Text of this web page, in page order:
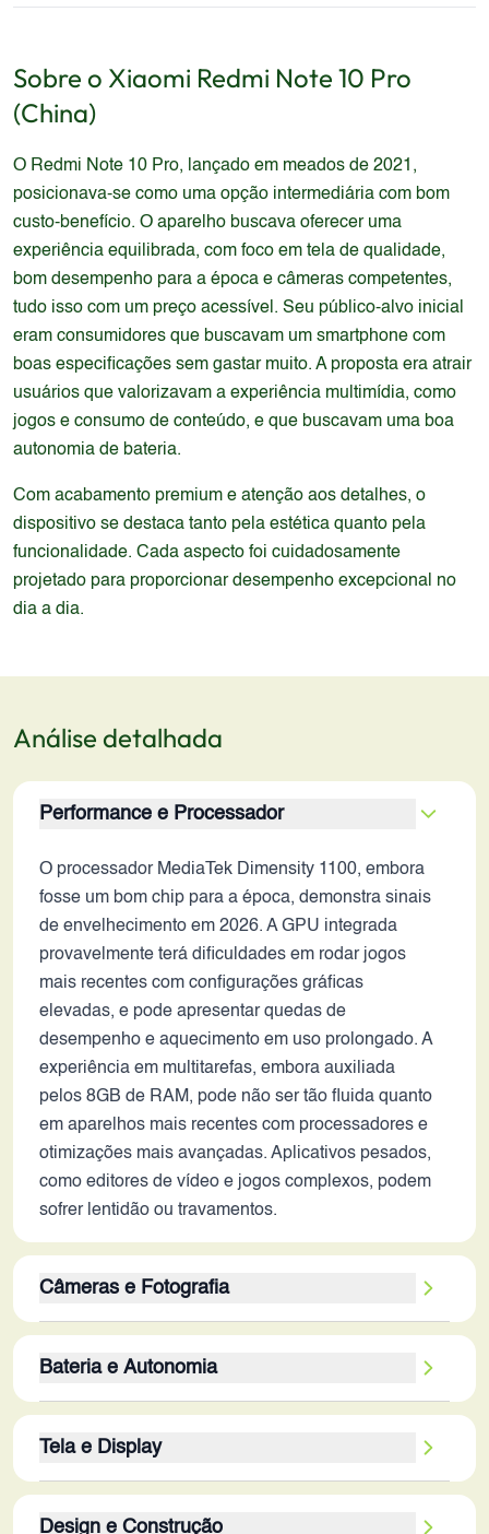
Sobre o Xiaomi Redmi Note 10 Pro
(China)
O Redmi Note 10 Pro, lançado em meados de 2021,
posicionava-se como uma opção intermediária com bom
custo-benefício. O aparelho buscava oferecer uma
experiência equilibrada, com foco em tela de qualidade,
bom desempenho para a época e câmeras competentes,
tudo isso com um preço acessível. Seu público-alvo inicial
eram consumidores que buscavam um smartphone com
boas especificações sem gastar muito. A proposta era atrair
usuários que valorizavam a experiência multimídia, como
jogos e consumo de conteúdo, e que buscavam uma boa
autonomia de bateria.
Com acabamento premium e atenção aos detalhes, o
dispositivo se destaca tanto pela estética quanto pela
funcionalidade. Cada aspecto foi cuidadosamente
projetado para proporcionar desempenho excepcional no
dia a dia.
Análise detalhada
Performance e Processador
O processador MediaTek Dimensity 1100, embora
fosse um bom chip para a época, demonstra sinais
de envelhecimento em 2026. A GPU integrada
provavelmente terá dificuldades em rodar jogos
mais recentes com configurações gráficas
elevadas, e pode apresentar quedas de
desempenho e aquecimento em uso prolongado. A
experiência em multitarefas, embora auxiliada
pelos 8GB de RAM, pode não ser tão fluida quanto
em aparelhos mais recentes com processadores e
otimizações mais avançadas. Aplicativos pesados,
como editores de vídeo e jogos complexos, podem
sofrer lentidão ou travamentos.
Câmeras e Fotografia
principal de 64MP e câmeras secundárias, pode
entregar fotos razoáveis em boas condições de
(OIS) pode resultar em fotos com menor nitidez e
vídeos com tremidos. Em 2026, a qualidade geral
das fotos e vídeos provavelmente não se compara à
Bateria e Autonomia
capacidade, mas a eficiência energética do
processador e a otimização de software podem ter
Tela e Display
Design e Construção